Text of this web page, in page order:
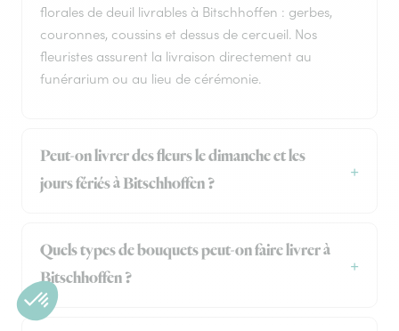
florales de deuil livrables à Bitschhoffen : gerbes,
couronnes, coussins et dessus de cercueil. Nos
fleuristes assurent la livraison directement au
funérarium ou au lieu de cérémonie.
Peut-on livrer des fleurs le dimanche et les
jours fériés à Bitschhoffen ?
Quels types de bouquets peut-on faire livrer à
Bitschhoffen ?